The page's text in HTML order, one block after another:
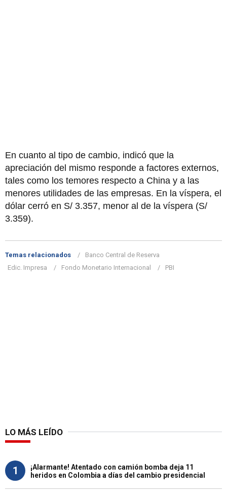
En cuanto al tipo de cambio, indicó que la
apreciación del mismo responde a factores externos,
tales como los temores respecto a China y a las
menores utilidades de las empresas. En la víspera, el
dólar cerró en S/ 3.357, menor al de la víspera (S/
3.359).
Temas relacionados
Banco Central de Reserva
Edic. Impresa
Fondo Monetario Internacional PBI
LO MÁS LEÍDO
1
¡Alarmante! Atentado con camión bomba deja 11
heridos en Colombia a días del cambio presidencial